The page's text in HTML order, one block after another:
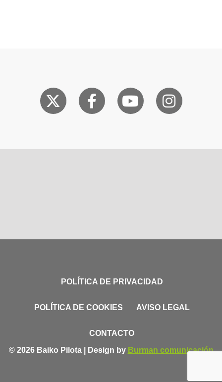
POLÍTICA DE PRIVACIDAD
POLÍTICA DE COOKIES AVISO LEGAL
CONTACTO
© 2026 Baiko Pilota | Design by Burman comunicación